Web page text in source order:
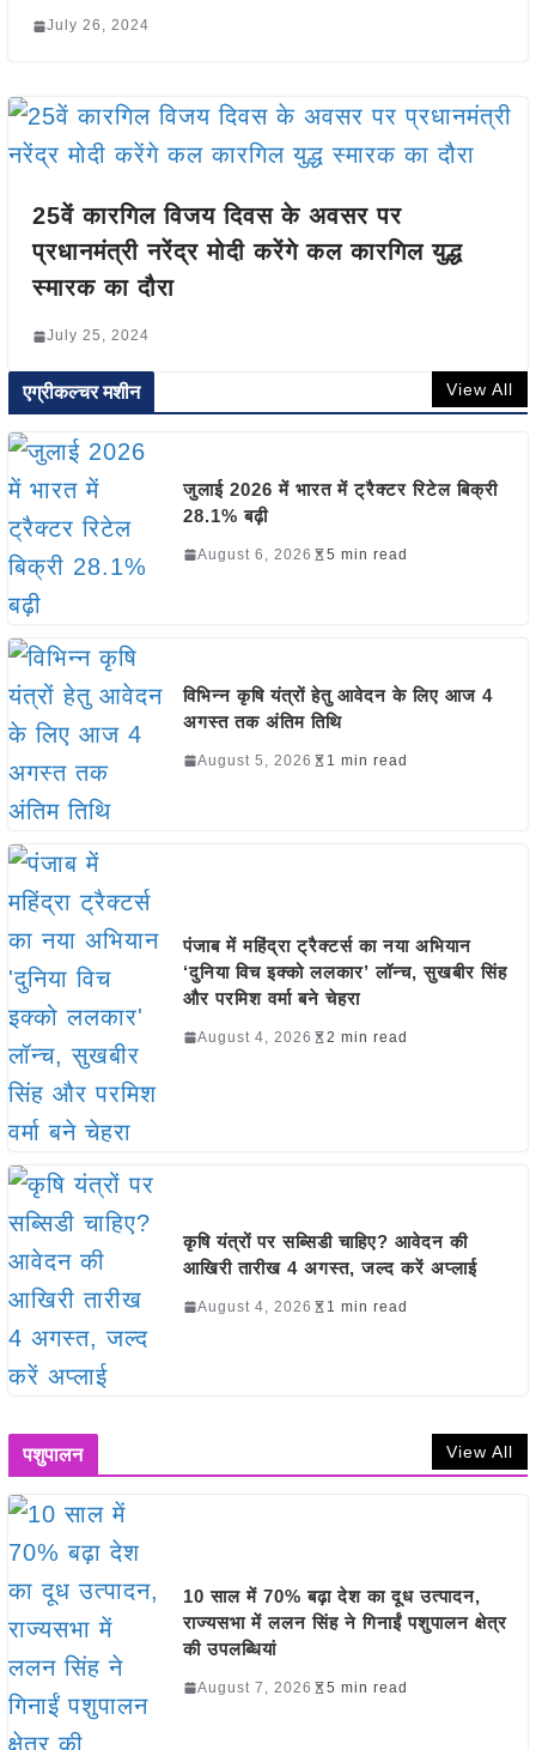
July 26, 2024
25वें कारगिल विजय दिवस के अवसर पर
प्रधानमंत्री नरेंद्र मोदी करेंगे कल कारगिल युद्ध
स्मारक का दौरा
July 25, 2024
एग्रीकल्चर मशीन View All
जुलाई 2026 में भारत में ट्रैक्टर रिटेल बिक्री
28.1% बढ़ी
August 6, 2026 5 min read
विभिन्न कृषि यंत्रों हेतु आवेदन के लिए आज 4
अगस्त तक अंतिम तिथि
August 5, 2026 1 min read
पंजाब में महिंद्रा ट्रैक्टर्स का नया अभियान
‘दुनिया विच इक्को ललकार’ लॉन्च, सुखबीर सिंह
और परमिश वर्मा बने चेहरा
August 4, 2026 2 min read
कृषि यंत्रों पर सब्सिडी चाहिए? आवेदन की
आखिरी तारीख 4 अगस्त, जल्द करें अप्लाई
August 4, 2026 1 min read
पशुपालन View All
10 साल में 70% बढ़ा देश का दूध उत्पादन,
राज्यसभा में ललन सिंह ने गिनाईं पशुपालन क्षेत्र
की उपलब्धियां
August 7, 2026 5 min read